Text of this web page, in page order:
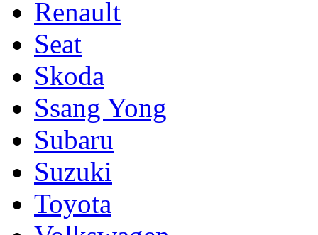
Renault
Seat
Skoda
Ssang Yong
Subaru
Suzuki
Toyota